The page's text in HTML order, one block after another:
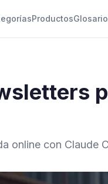
ProductosGlosario
online con Claude